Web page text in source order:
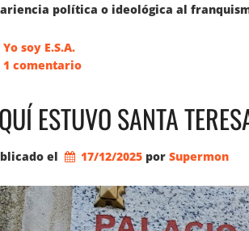
política o ideológica al
Yo soy E.S.A.
1 comentario
ESTUVO SANTA
el 17/12/2025 por Supermon